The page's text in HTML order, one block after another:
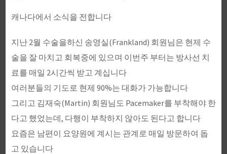
캐나다에서 소식을 전합니다
지난 2월 수술을하신 송영실(Frankland) 회원님은 현제 수
술을 잘 마치고 회복중에 있으며 이번주 부터는 방사선 치
료를 매일 2시간씩 받고 계십니다
여러분들의 기도로 현제 90%는 대화가 가능합니다
그리고 김재숙(Martin) 회원님도 Pacemaker를 부착해야 한
다고 했었는데, 다행이 부착하지 않아도 된다고 합니다
요즘은 남편이 요양원에 계시는 관계로 매일 방문하여 돕
고 있습니다